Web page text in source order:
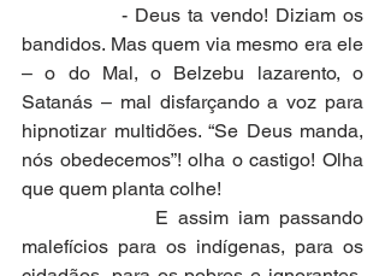
- Deus ta vendo! Diziam os
bandidos. Mas quem via mesmo era ele
– o do Mal, o Belzebu lazarento, o
Satanás – mal disfarçando a voz para
hipnotizar multidões. “Se Deus manda,
nós obedecemos”! olha o castigo! Olha
que quem planta colhe!
E assim iam passando
malefícios para os indígenas, para os